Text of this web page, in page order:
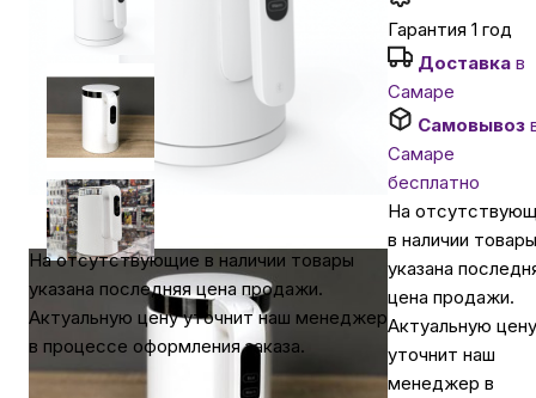
Сервисный центр Apple в Самаре
Подарочные сертификаты
На отсутствующие в наличии товары
указана последняя цена продажи.
Актуальную цену уточнит наш менеджер
в процессе оформления заказа.
Гарантия 1 год
Доставка в
Самаре
Самовывоз
Самаре
бесплатно
На
в наличии товары
указана
цена продажи.
Актуальную цену
уточнит наш
менеджер в